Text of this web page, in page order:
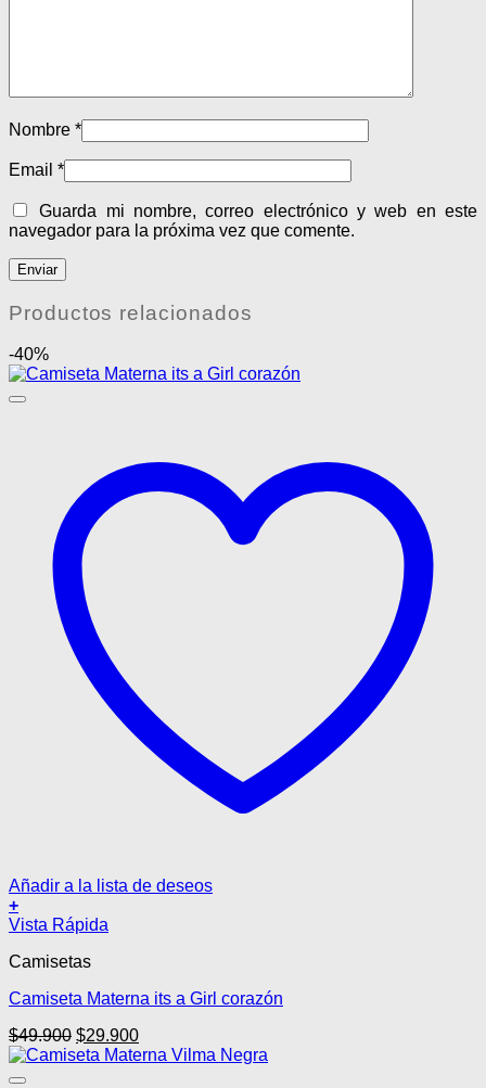
Nombre *
Email *
Guarda mi nombre, correo electrónico y web en este
navegador para la próxima vez que comente.
Productos relacionados
-40%
Añadir a la lista de deseos
+
Este
tiene
variantes.
opciones
se
pueden
Vista Rápida
Camisetas
Camiseta Materna its a Girl corazón
$49.900 El
precio
$29.900El
precio